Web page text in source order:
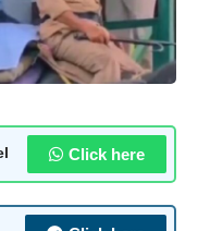
Click here